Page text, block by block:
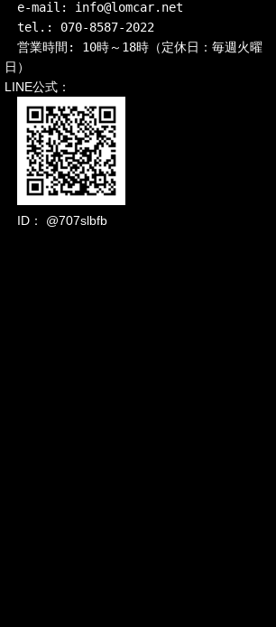
e-mail: info@lomcar.net
tel.: 070-8587-2022
営業時間: 10時～18時（定休日：毎週火曜
LINE公式：
ID： @707slbfb